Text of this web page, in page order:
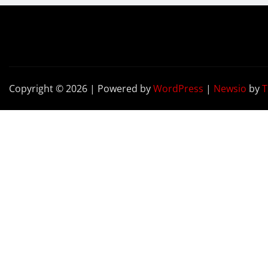
Copyright © 2026 | Powered byWordPress | Newsio by